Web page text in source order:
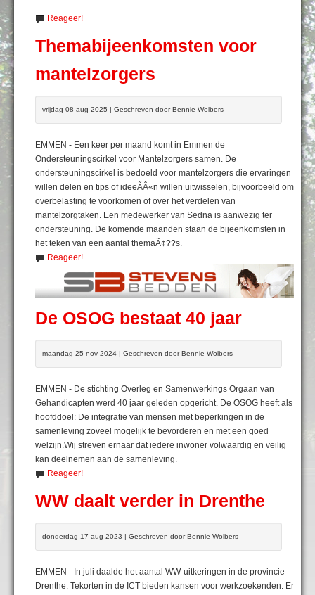
Reageer!
Themabijeenkomsten voor
mantelzorgers
vrijdag 08 aug 2025 | Geschreven door Bennie Wolbers
EMMEN - Een keer per maand komt in Emmen de
Ondersteuningscirkel voor Mantelzorgers samen. De
ondersteuningscirkel is bedoeld voor mantelzorgers die ervaringen
willen delen en tips of ideeÃÂ«n willen uitwisselen, bijvoorbeeld om
overbelasting te voorkomen of over het verdelen van
mantelzorgtaken. Een medewerker van Sedna is aanwezig ter
ondersteuning. De komende maanden staan de bijeenkomsten in
het teken van een aantal themaÃ¢??s.
Reageer!
De OSOG bestaat 40 jaar
maandag 25 nov 2024 | Geschreven door Bennie Wolbers
EMMEN - De stichting Overleg en Samenwerkings Orgaan van
Gehandicapten werd 40 jaar geleden opgericht. De OSOG heeft als
hoofddoel: De integratie van mensen met beperkingen in de
samenleving zoveel mogelijk te bevorderen en met een goed
welzijn.Wij streven ernaar dat iedere inwoner volwaardig en veilig
kan deelnemen aan de samenleving.
Reageer!
WW daalt verder in Drenthe
donderdag 17 aug 2023 | Geschreven door Bennie Wolbers
EMMEN - In juli daalde het aantal WW-uitkeringen in de provincie
Drenthe. Tekorten in de ICT bieden kansen voor werkzoekenden. Er